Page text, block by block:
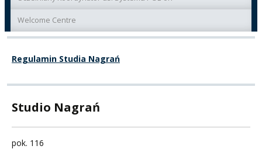
Welcome Centre
Regulamin Studia Nagrań
Studio Nagrań
pok. 116